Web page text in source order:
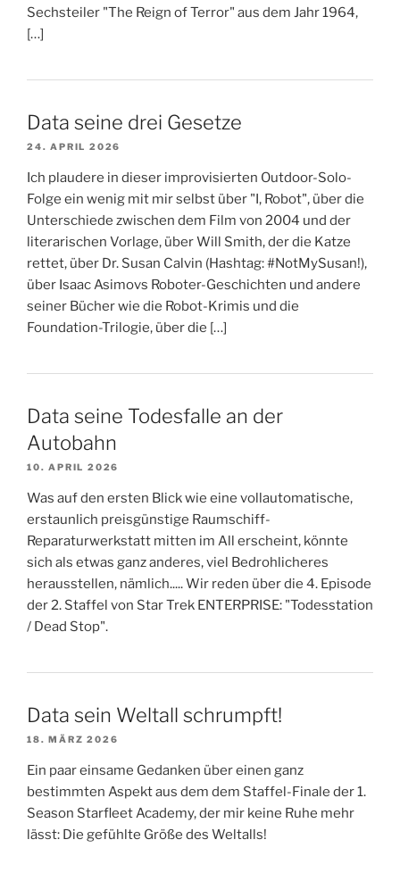
Sechsteiler "The Reign of Terror" aus dem Jahr 1964,
[…]
Data seine drei Gesetze
24. APRIL 2026
Ich plaudere in dieser improvisierten Outdoor-Solo-
Folge ein wenig mit mir selbst über "I, Robot", über die
Unterschiede zwischen dem Film von 2004 und der
literarischen Vorlage, über Will Smith, der die Katze
rettet, über Dr. Susan Calvin (Hashtag: #NotMySusan!),
über Isaac Asimovs Roboter-Geschichten und andere
seiner Bücher wie die Robot-Krimis und die
Foundation-Trilogie, über die […]
Data seine Todesfalle an der
Autobahn
10. APRIL 2026
Was auf den ersten Blick wie eine vollautomatische,
erstaunlich preisgünstige Raumschiff-
Reparaturwerkstatt mitten im All erscheint, könnte
sich als etwas ganz anderes, viel Bedrohlicheres
herausstellen, nämlich..... Wir reden über die 4. Episode
der 2. Staffel von Star Trek ENTERPRISE: "Todesstation
/ Dead Stop".
Data sein Weltall schrumpft!
18. MÄRZ 2026
Ein paar einsame Gedanken über einen ganz
bestimmten Aspekt aus dem dem Staffel-Finale der 1.
Season Starfleet Academy, der mir keine Ruhe mehr
lässt: Die gefühlte Größe des Weltalls!